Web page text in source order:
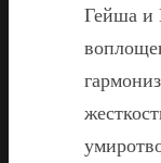
Гейша и